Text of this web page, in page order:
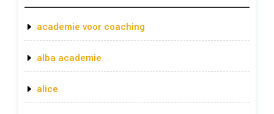
academie voor coaching
alba academie
alice